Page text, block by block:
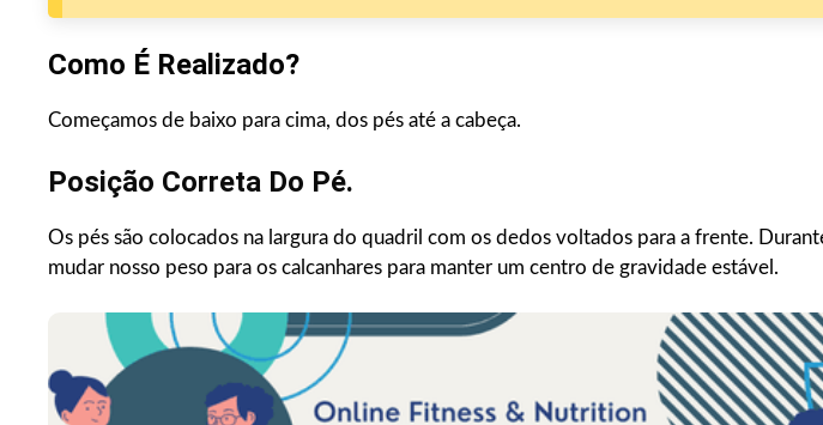
Como É Realizado?
Começamos de baixo para cima, dos pés até a cabeça.
Posição Correta Do Pé.
Os pés são colocados na largura do quadril com os dedos voltados para a frente.
mudar nosso peso para os calcanhares para manter um centro de gravidade estável.